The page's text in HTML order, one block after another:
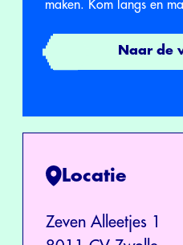
maken. Kom langs en
Naar de
Locatie
Zeven Alleetjes 1